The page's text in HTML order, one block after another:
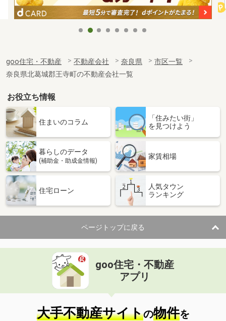
goo住宅・不動産 不動産会社 奈良県
市区一覧
奈良県北葛城郡王寺町の不動産会社一覧
お役立ち情報
住まいのコラム
「住みたい街」
を見つけよう
暮らしのデータ
(補助金・助成金情報)
家賃相場
住宅ローン
人気タウン
ランキング
ページトップに戻る
goo住宅・不動産
アプリ
大手不動産サイトの物件を